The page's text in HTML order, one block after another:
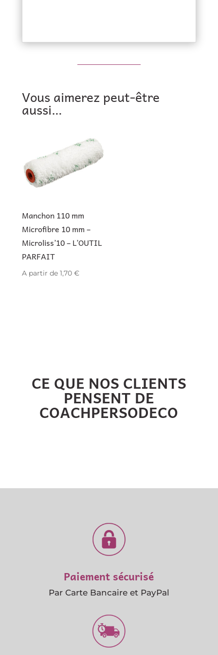
Vous aimerez peut-être
aussi…
Manchon 110 mm
Microfibre 10 mm –
Microliss’10 – L’OUTIL
PARFAIT
A partir de 1,70 €
CE QUE NOS CLIENTS
PENSENT DE
COACHPERSODECO
Paiement sécurisé
Par Carte Bancaire et PayPal